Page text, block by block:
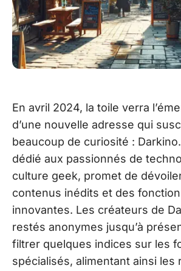
En avril 2024, la toile verra
d’une nouvelle adresse qui
beaucoup de curiosité :
dédié aux passionnés de
culture geek, promet de
contenus inédits et des
innovantes. Les créateurs de
restés anonymes jusqu’à
filtrer quelques indices sur les
spécialisés, alimentant ainsi les